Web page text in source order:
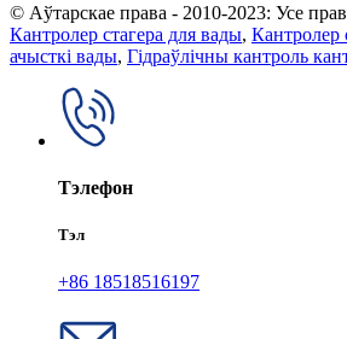
© Аўтарскае права - 2010-2023: Усе
Кантролер стагера для вады, Кантролер
ачысткі вады, Гідраўлічны кантроль
Тэлефон
Тэл
+86 18518516197